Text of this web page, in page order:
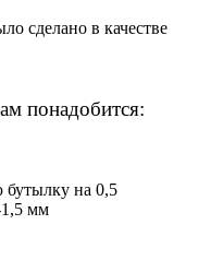
сделано в качестве
понадобится:
бутылку на 0,5
1,5 мм